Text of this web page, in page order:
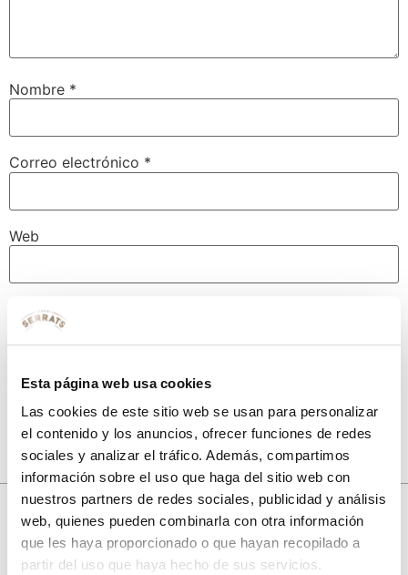
Esta página web usa cookies
Las cookies de este sitio web se usan para personalizar
el contenido y los anuncios, ofrecer funciones de redes
sociales y analizar el tráfico. Además, compartimos
información sobre el uso que haga del sitio web con
nuestros partners de redes sociales, publicidad y análisis
web, quienes pueden combinarla con otra información
que les haya proporcionado o que hayan recopilado a
partir del uso que haya hecho de sus servicios.
Nombre *
Correo electrónico *
Web
Guarda mi nombre, correo electrónico y web en este
navegador para la próxima vez que comente.
10% de descuento
con tu primera compra.